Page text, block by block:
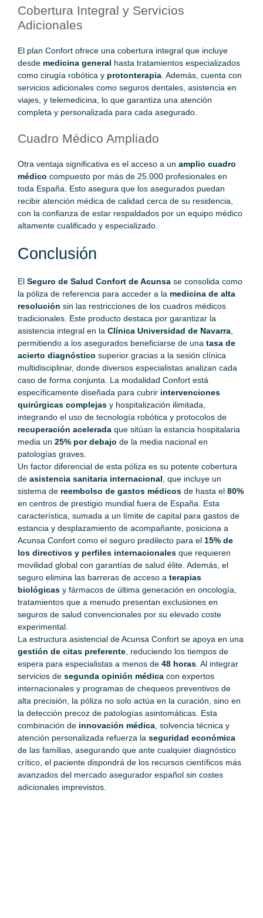
Cobertura Integral y Servicios
Adicionales
El plan Confort ofrece una cobertura integral que incluye
desde medicina general hasta tratamientos especializados
como cirugía robótica y protonterapia . Además, cuenta con
servicios adicionales como seguros dentales, asistencia en
viajes, y telemedicina, lo que garantiza una atención
completa y personalizada para cada asegurado.
Cuadro Médico Ampliado
Otra ventaja significativa es el acceso a un amplio cuadro
médico compuesto por más de 25.000 profesionales en
toda España. Esto asegura que los asegurados puedan
recibir atención médica de calidad cerca de su residencia,
con la confianza de estar respaldados por un equipo médico
altamente cualificado y especializado.
Conclusión
El Seguro de Salud Confort de Acunsa se consolida como
la póliza de referencia para acceder a la medicina de alta
resolución sin las restricciones de los cuadros médicos
tradicionales. Este producto destaca por garantizar la
asistencia integral en la Clínica Universidad de Navarra
permitiendo a los asegurados beneficiarse de una tasa de
acierto diagnóstico superior gracias a la sesión clínica
multidisciplinar, donde diversos especialistas analizan cada
caso de forma conjunta. La modalidad Confort está
específicamente diseñada para cubrir intervenciones
quirúrgicas complejas y hospitalización ilimitada,
integrando el uso de tecnología robótica y protocolos de
recuperación acelerada que sitúan la estancia hospitalaria
media un 25% por debajo de la media nacional en
patologías graves.
Un factor diferencial de esta póliza es su potente cobertura
de asistencia sanitaria internacional , que incluye un
sistema de reembolso de gastos médicos de hasta el 80%
en centros de prestigio mundial fuera de España. Esta
característica, sumada a un límite de capital para gastos de
estancia y desplazamiento de acompañante, posiciona a
Acunsa Confort como el seguro predilecto para el 15% de
los directivos y perfiles internacionales que requieren
movilidad global con garantías de salud élite. Además, el
seguro elimina las barreras de acceso a terapias
biológicas y fármacos de última generación en oncología,
tratamientos que a menudo presentan exclusiones en
seguros de salud convencionales por su elevado coste
experimental.
La estructura asistencial de Acunsa Confort se apoya en una
gestión de citas preferente , reduciendo los tiempos de
espera para especialistas a menos de 48 horas . Al integrar
servicios de segunda opinión médica con expertos
internacionales y programas de chequeos preventivos de
alta precisión, la póliza no solo actúa en la curación, sino en
la detección precoz de patologías asintomáticas. Esta
combinación de innovación médica , solvencia técnica y
atención personalizada refuerza la seguridad económica
de las familias, asegurando que ante cualquier diagnóstico
crítico, el paciente dispondrá de los recursos científicos más
avanzados del mercado asegurador español sin costes
adicionales imprevistos.